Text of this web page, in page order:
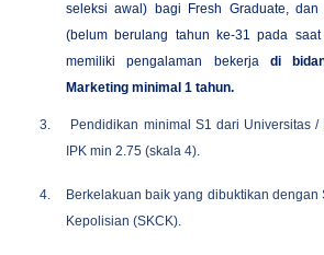
seleksi awal) bagi Fresh Graduate,
(belum berulang tahun ke-31 pada
memiliki pengalaman bekerjadi
Marketing minimal 1 tahun.
3.
Pendidikan minimal S1 dari Universitas
IPK min 2.75 (skala 4).
4.
Berkelakuan baik yang dibuktikan dengan
Kepolisian (SKCK).